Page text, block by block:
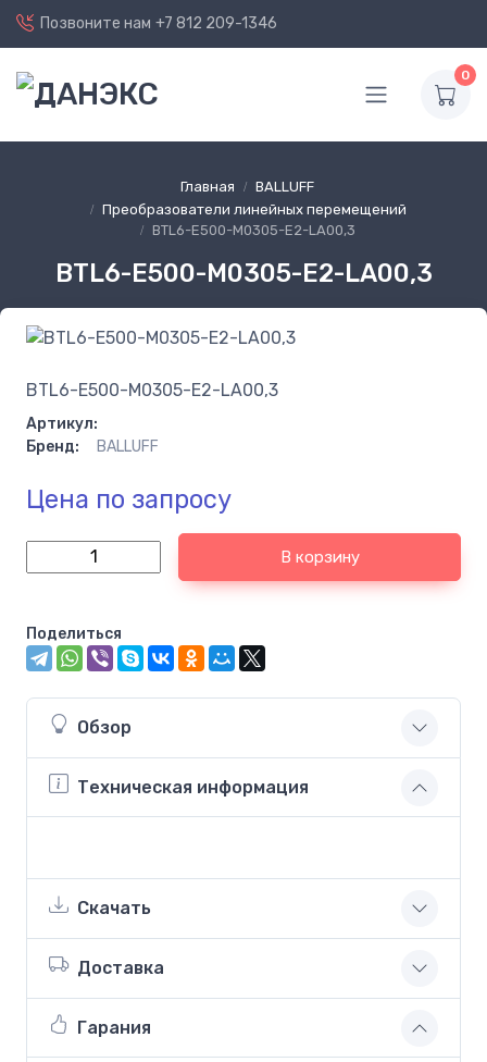
Позвоните нам +7 812 209-1346
0
Главная
BALLUFF
Преобразователи линейных перемещений
BTL6-E500-M0305-E2-LA00,3
BTL6-E500-M0305-E2-LA00,3
BTL6-E500-M0305-E2-LA00,3
Артикул:
Бренд:
BALLUFF
Цена по запросу
В корзину
Поделиться
Обзор
Техническая информация
Скачать
Доставка
Гарания